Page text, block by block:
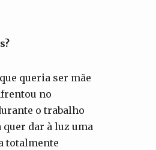
queria ser mãe
no
o trabalho
quer dar à luz uma
totalmente